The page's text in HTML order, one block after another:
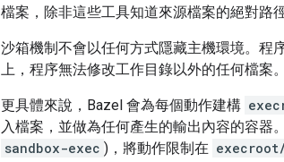
檔案，除非這些工具知道來源檔案的絕對路徑
沙箱機制不會以任何方式隱藏主機環境。程
上，程序無法修改工作目錄以外的任何檔案
更具體來說，Bazel 會為每個動作建構
入檔案，並做為任何產生的輸出內容的容器
sandbox-exec )，將動作限制在 execroot/